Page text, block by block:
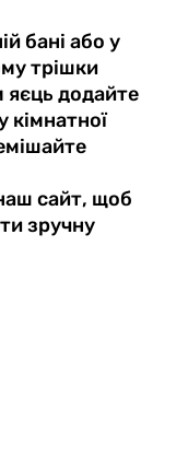
бані або у
трішки
яєць додайте
кімнатної
сайт, щоб
зручну